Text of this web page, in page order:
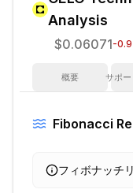
Analysis
$0.06071-
概要 サポ
Fibonacci
フィボナッチ